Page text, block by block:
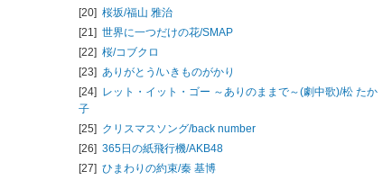
[20] 桜坂/福山 雅治
[21] 世界に一つだけの花/SMAP
[22] 桜/コブクロ
[23] ありがとう/いきものがかり
[24] レット・イット・ゴー ～ありのままで～(劇中歌)/松 たか
子
[25] クリスマスソング/back number
[26] 365日の紙飛行機/AKB48
[27] ひまわりの約束/秦 基博